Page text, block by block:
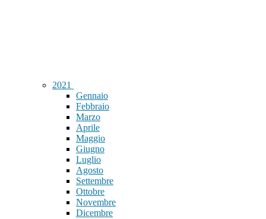
2021
Gennaio
Febbraio
Marzo
Aprile
Maggio
Giugno
Luglio
Agosto
Settembre
Ottobre
Novembre
Dicembre